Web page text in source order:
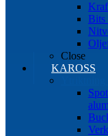
Bits
Close
KAROSS